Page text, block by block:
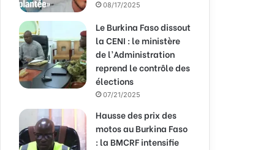
08/17/2025
Le Burkina Faso dissout
la CENI : le ministère
de l’Administration
reprend le contrôle des
élections
07/21/2025
Hausse des prix des
motos au Burkina Faso
: la BMCRF intensifie